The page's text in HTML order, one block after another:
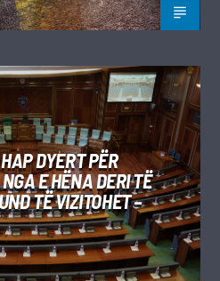
DYERT PËR
E HËNA DERI TË
TË VIZITOHET –